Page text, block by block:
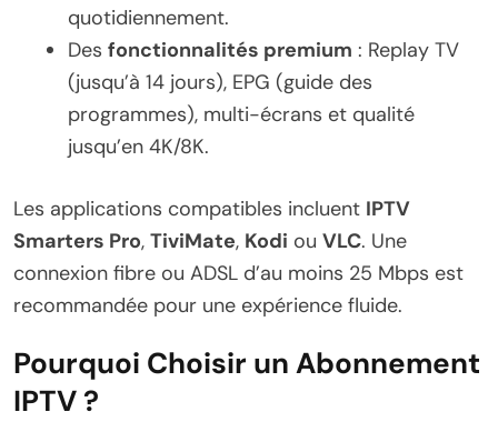
quotidiennement.
Des fonctionnalités premium : Replay TV
(jusqu’à 14 jours), EPG (guide des
programmes), multi-écrans et qualité
jusqu’en 4K/8K.
Les applications compatibles incluent IPTV
Smarters Pro, TiviMate, Kodi ou VLC. Une
connexion fibre ou ADSL d’au moins 25 Mbps est
recommandée pour une expérience fluide.
Pourquoi Choisir un Abonnement
IPTV ?